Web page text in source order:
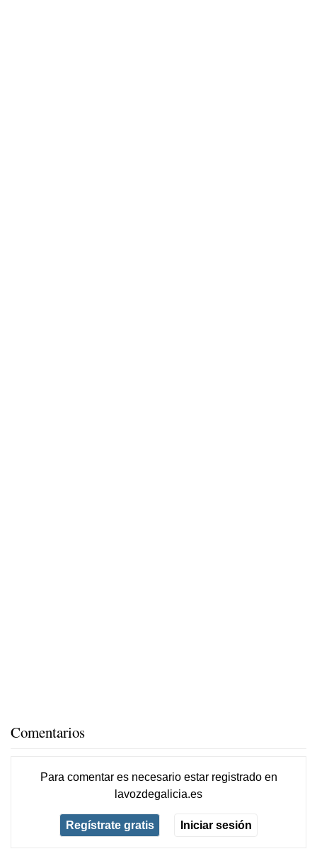
Comentarios
Para comentar es necesario estar registradoen
lavozdegalicia.es
Regístrate gratis Iniciar sesión